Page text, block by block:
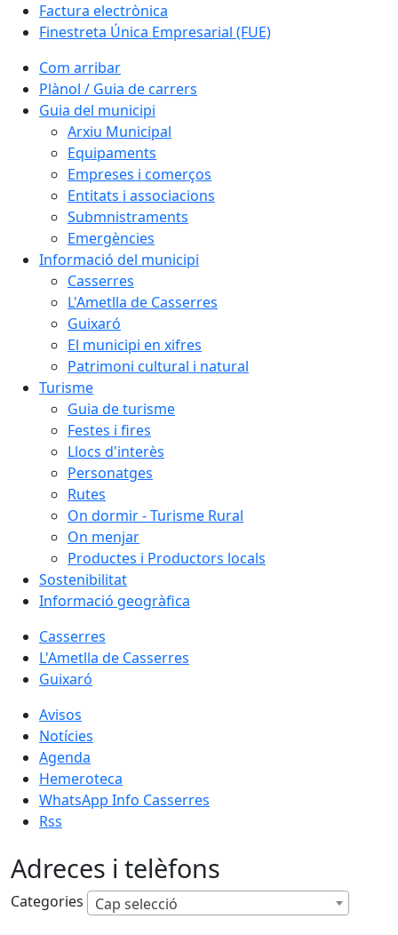
Factura electrònica
Finestreta Única Empresarial (FUE)
Com arribar
Plànol / Guia de carrers
Guia del municipi
Arxiu Municipal
Equipaments
Empreses i comerços
Entitats i associacions
Submnistraments
Emergències
Informació del municipi
Casserres
L'Ametlla de Casserres
Guixaró
El municipi en xifres
Patrimoni cultural i natural
Turisme
Guia de turisme
Festes i fires
Llocs d'interès
Personatges
Rutes
On dormir - Turisme Rural
On menjar
Productes i Productors locals
Sostenibilitat
Informació geogràfica
Casserres
L'Ametlla de Casserres
Guixaró
Avisos
Notícies
Agenda
Hemeroteca
WhatsApp Info Casserres
Rss
Adreces i telèfons
Categories Cap selecció